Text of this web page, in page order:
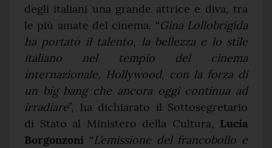
degli italiani una grande attrice e diva, tra
le più amate del cinema. “Gina Lollobrigida
ha portato il talento, la bellezza e lo stile
italiano nel tempio del cinema
internazionale, Hollywood, con la forza di
un big bang che ancora oggi continua ad
irradiare”, ha dichiarato il Sottosegretario
di Stato al Ministero della Cultura, Lucia
Borgonzoni “L’emissione del francobollo e